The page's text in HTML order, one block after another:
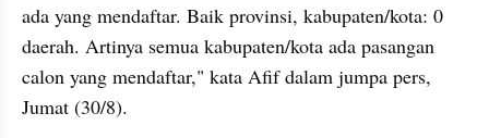
ada yang mendaftar. Baik provinsi, kabupaten/kota: 0
daerah. Artinya semua kabupaten/kota ada pasangan
calon yang mendaftar," kata Afif dalam jumpa pers,
Jumat (30/8).